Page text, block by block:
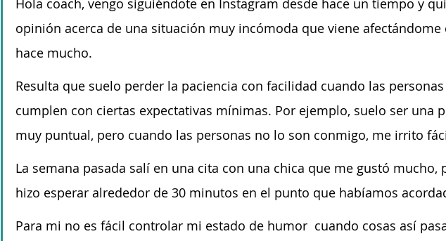
Hola coach, vengo siguiéndote en Instagram desde hace un tiempo y
opinión acerca de una situación muy incómoda que viene afectándome
hace mucho.
Resulta que suelo perder la paciencia con facilidad cuando las
cumplen con ciertas expectativas mínimas. Por ejemplo, suelo ser una
muy puntual, pero cuando las personas no lo son conmigo, me irrito
La semana pasada salí en una cita con una chica que me gustó mucho,
hizo esperar alrededor de 30 minutos en el punto que habíamos
Para mi no es fácil controlar mi estado de humor  cuando cosas así